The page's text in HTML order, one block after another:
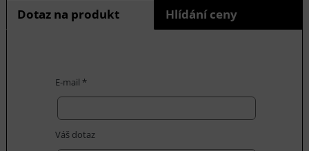
Dotaz na produkt Hlídání ceny
E-mail *
Váš dotaz